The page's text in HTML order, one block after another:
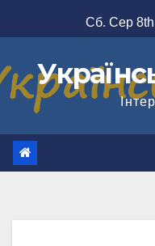
до
Сб. Сер